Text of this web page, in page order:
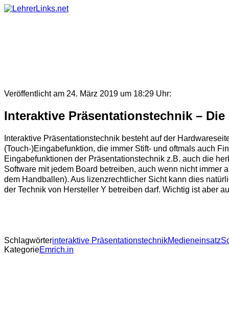
Skip
Veröffentlicht am 24. März 2019 um 18:29 Uhr:
Interaktive Präsentationstechnik – Die
Interaktive Präsentationstechnik besteht auf der
(Touch-)Eingabefunktion, die immer Stift- und oftmals auch
Eingabefunktionen der Präsentationstechnik z.B. auch die
Software mit jedem Board betreiben, auch wenn nicht
dem Handballen). Aus lizenzrechtlicher Sicht kann dies
der Technik von Hersteller Y betreiben darf. Wichtig ist aber
Schlagwörterinteraktive PräsentationstechnikMedieneinsatz
KategorieEmrich.in